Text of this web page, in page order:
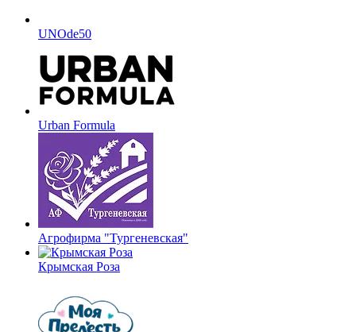
UNOde50
Urban Formula
Агрофирма "Тургеневская"
Крымская Роза